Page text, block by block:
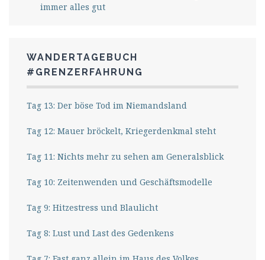
immer alles gut
WANDERTAGEBUCH
#GRENZERFAHRUNG
Tag 13: Der böse Tod im Niemandsland
Tag 12: Mauer bröckelt, Kriegerdenkmal steht
Tag 11: Nichts mehr zu sehen am Generalsblick
Tag 10: Zeitenwenden und Geschäftsmodelle
Tag 9: Hitzestress und Blaulicht
Tag 8: Lust und Last des Gedenkens